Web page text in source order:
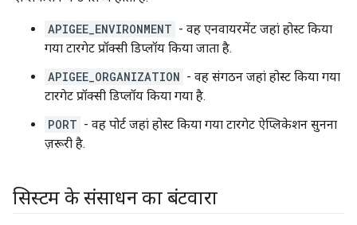
APIGEE_ENVIRONMENT - वह एनवायरमेंट जहां होस्ट किया
गया टारगेट प्रॉक्सी डिप्लॉय किया जाता है.
APIGEE_ORGANIZATION - वह संगठन जहां होस्ट किया गया
टारगेट प्रॉक्सी डिप्लॉय किया गया है.
PORT - वह पोर्ट जहां होस्ट किया गया टारगेट ऐप्लिकेशन सुनना
ज़रूरी है.
सिस्टम के संसाधन का बंटवारा